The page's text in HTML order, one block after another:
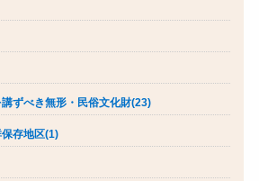
ずべき無形・民俗文化財(23)
存地区(1)